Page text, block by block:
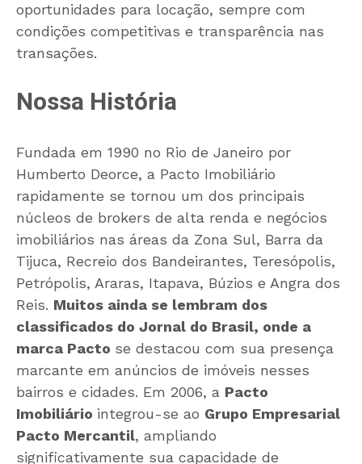
oportunidades para locação, sempre com
condições competitivas e transparência nas
transações.
Nossa História
Fundada em 1990 no Rio de Janeiro por
Humberto Deorce, a Pacto Imobiliário
rapidamente se tornou um dos principais
núcleos de brokers de alta renda e negócios
imobiliários nas áreas da Zona Sul, Barra da
Tijuca, Recreio dos Bandeirantes, Teresópolis,
Petrópolis, Araras, Itapava, Búzios e Angra dos
Reis. Muitos ainda se lembram dos
classificados do Jornal do Brasil, onde a
marca Pacto se destacou com sua presença
marcante em anúncios de imóveis nesses
bairros e cidades. Em 2006, a Pacto
Imobiliário integrou-se ao Grupo Empresarial
Pacto Mercantil, ampliando
significativamente sua capacidade de